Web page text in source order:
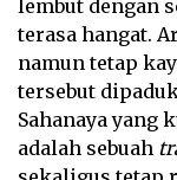
lembut dengan
terasa hangat.
namun tetap
tersebut
Sahanaya yang
adalah sebuah